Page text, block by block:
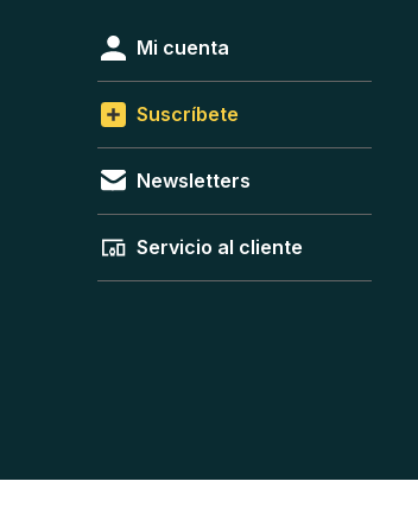
Mi cuenta
Suscríbete
Newsletters
Servicio al cliente